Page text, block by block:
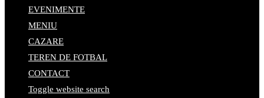
EVENIMENTE
MENIU
CAZARE
TEREN DE FOTBAL
CONTACT
Toggle website search